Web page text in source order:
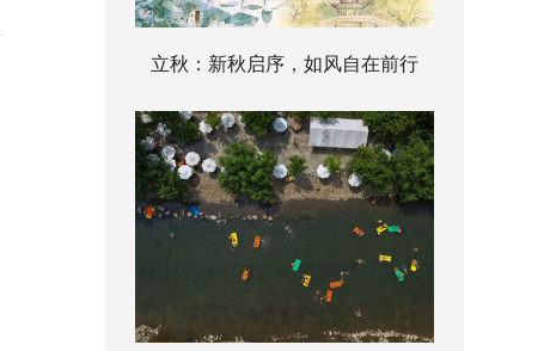
立秋：新秋启序，如风自在前行